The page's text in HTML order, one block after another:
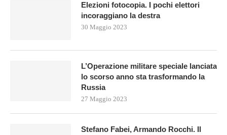
Elezioni fotocopia. I pochi elettori
incoraggiano la destra
30 Maggio 2023
L’Operazione militare speciale lanciata
lo scorso anno sta trasformando la
Russia
27 Maggio 2023
Stefano Fabei, Armando Rocchi. Il